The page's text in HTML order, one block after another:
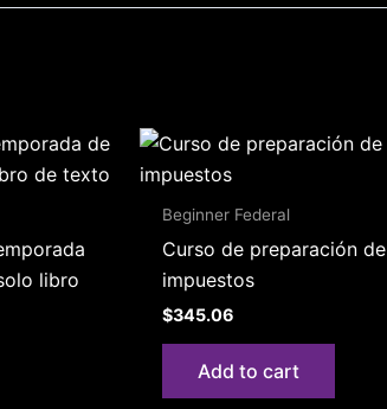
libro
Beginner Federal
Curso de preparación de
impuestos
$345.06
Add to cart